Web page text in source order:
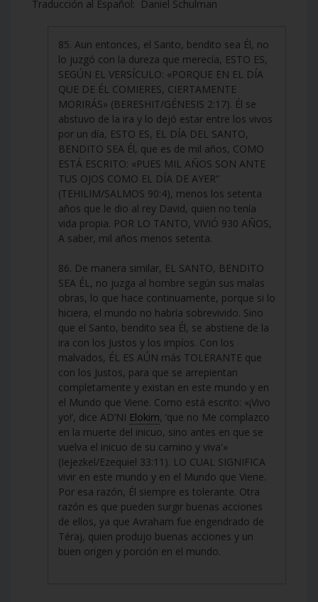
Traducción al Español: Daniel Schulman
85. Aun entonces, el Santo, bendito sea Él, no
lo juzgó con la dureza que merecía, ESTO ES,
SEGÚN EL VERSÍCULO: «PORQUE EN EL DÍA
QUE DE ÉL COMIERES, CIERTAMENTE
MORIRÁS» (BERESHIT/GÉNESIS 2:17). Él se
abstuvo de la ira y lo dejó estar entre los vivos
por un día, ESTO ES, EL DÍA DEL SANTO,
BENDITO SEA Él, que es de mil años, COMO
ESTÁ ESCRITO: «PUES MIL AÑOS SON ANTE
TUS OJOS COMO EL DÍA DE AYER”
(TEHILIM/SALMOS 90:4), menos los setenta
años que le dio al rey David, quien no tenía
vida propia. POR LO TANTO, VIVIÓ 930 AÑOS,
A saber, mil años menos setenta.
86. De manera similar, EL SANTO, BENDITO
SEA ÉL, no juzga al hombre según sus malas
obras, lo que hace continuamente, porque si lo
hiciera, el mundo no habría sobrevivido. Sino
que el Santo, bendito sea Él, se abstiene de la
ira con los Justos y los impíos. Con los
malvados, ÉL ES AÚN más TOLERANTE que
con los Justos, para que se arrepientan
completamente y existan en este mundo y en
el Mundo que Viene. Como está escrito: «¡Vivo
yo!’, dice AD’NI Elokim, ‘que no Me complazco
en la muerte del inicuo, sino antes en que se
vuelva el inicuo de su camino y viva'»
(Iejezkel/Ezequiel 33:11). LO CUAL SIGNIFICA
vivir en este mundo y en el Mundo que Viene.
Por esa razón, Él siempre es tolerante. Otra
razón es que pueden surgir buenas acciones
de ellos, ya que Avraham fue engendrado de
Téraj, quien produjo buenas acciones y un
buen origen y porción en el mundo.